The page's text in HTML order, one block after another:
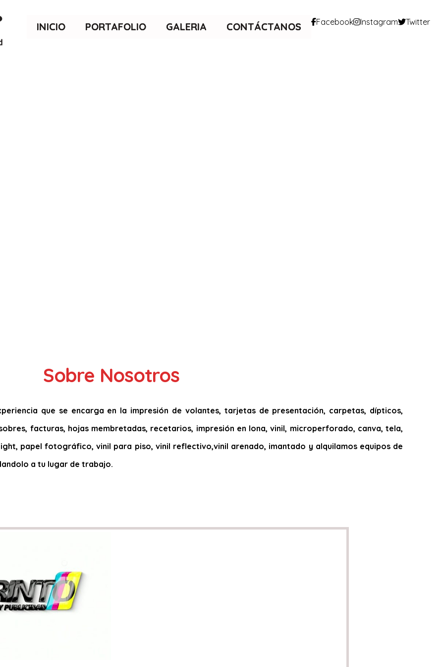
Facebook Instagram Twitter
INICIO PORTAFOLIO GALERIA CONTÁCTANOS
Sobre Nosotros
que se encarga en la impresión de volantes, tarjetas de presentación, carpetas, dípticos,
facturas, hojas membretadas, recetarios, impresión en lona, vinil, microperforado, canva, tela,
papel fotográfico, vinil para piso, vinil reflectivo,vinil arenado, imantado y alquilamos equipos de
a tu lugar de trabajo.